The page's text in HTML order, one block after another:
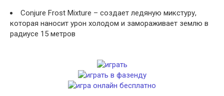
Conjure Frost Mixture – создает ледяную микстуру,
которая наносит урон холодом и замораживает землю в
радиусе 15 метров